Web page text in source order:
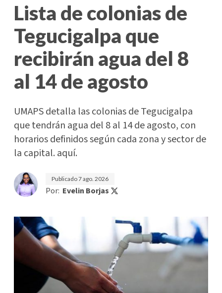
Lista de colonias de
Tegucigalpa que
recibirán agua del 8
al 14 de agosto
UMAPS detalla las colonias de Tegucigalpa
que tendrán agua del 8 al 14 de agosto, con
horarios definidos según cada zona y sector de
la capital. aquí.
Publicado7 ago. 2026
Por: Evelin Borjas